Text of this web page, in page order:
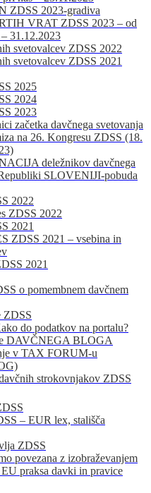
ZDSS 2023-gradiva
VRAT ZDSS 2023 – od
31.12.2023
svetovalcev ZDSS 2022
svetovalcev ZDSS 2021
2025
2024
2023
začetka davčnega svetovanja
na 26. Kongresu ZDSS (18.
deležnikov davčnega
SLOVENIJI-pobuda
2022
ZDSS 2022
2021
ZDSS 2021 – vsebina in
2021
o pomembnem davčnem
ZDSS
do podatkov na portalu?
DAVČNEGA BLOGA
v TAX FORUM-u
strokovnjakov ZDSS
– EUR lex, stališča
ZDSS
povezana z izobraževanjem
praksa davki in pravice